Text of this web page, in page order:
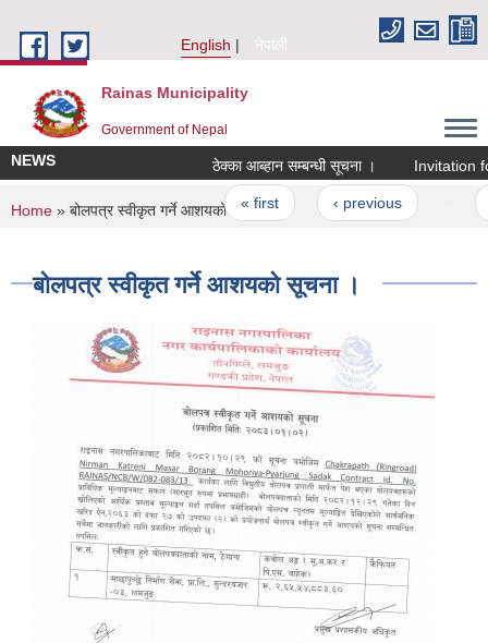
English
नेपाली
Rainas Municipality
Government of Nepal
NEWS ठेक्का आब्हान सम्बन्धी सूचना । Invitation
Pages
« first ‹ previous
You are here
Home » बोलपत्र स्वीकृत गर्ने आशयको सूचना ।
बोलपत्र स्वीकृत गर्ने आशयको सूचना ।